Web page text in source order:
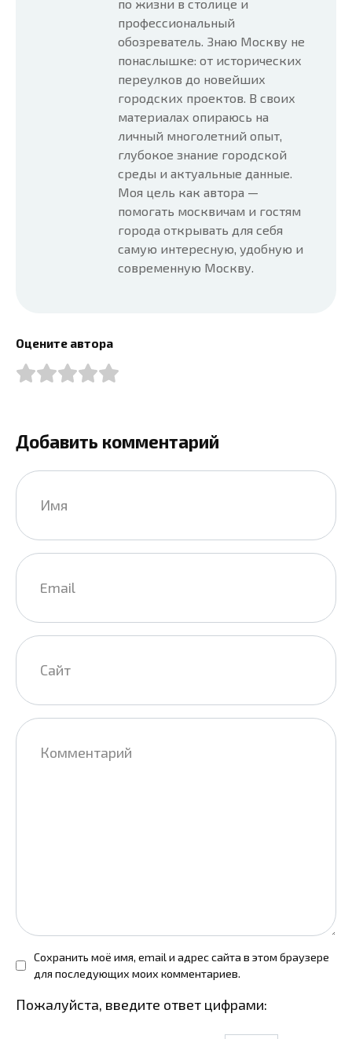
по жизни в столице и
профессиональный
обозреватель. Знаю Москву не
понаслышке: от исторических
переулков до новейших
городских проектов. В своих
материалах опираюсь на
личный многолетний опыт,
глубокое знание городской
среды и актуальные данные.
Моя цель как автора —
помогать москвичам и гостям
города открывать для себя
самую интересную, удобную и
современную Москву.
Оцените автора
Добавить комментарий
Имя
Email
Сайт
Комментарий
Сохранить моё имя, email и адрес сайта в этом браузере
для последующих моих комментариев.
Пожалуйста, введите ответ цифрами: